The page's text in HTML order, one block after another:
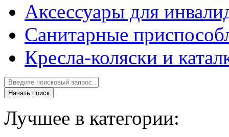
Аксессуары для
Санитарные
Кресла-коляски и
Начать поиск
Лучшее в категории: